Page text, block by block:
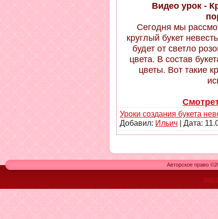
Видео урок -
Сегодня мы
круглый букет
будет от светло
цвета. В состав
цветы. Вот такие
Уроки создания букета
Добавил: Ильич | Дата:
Авторское право